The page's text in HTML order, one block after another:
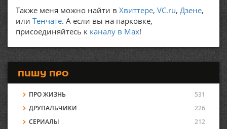
Также меня можно найти в Хвиттере, VC.ru, Дзене,
или Тенчате. А если вы на парковке,
присоединяйтесь к каналу в Max!
ПИШУ ПРО
ПРО ЖИЗНЬ
531
ДРУПАЛЬЧИКИ
226
СЕРИАЛЫ
212